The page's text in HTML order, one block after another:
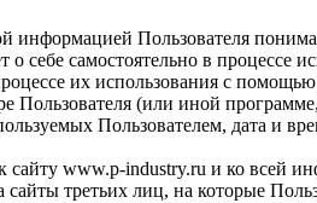
информацией Пользователя
себе самостоятельно в процессе
их использования с
Пользователя (или иной
Пользователем, дата и
www.p-industry.ru и ко всей
сайты третьих лиц, на которые